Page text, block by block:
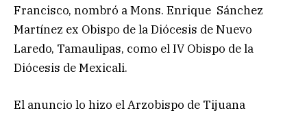
Francisco, nombró a Mons. Enrique Sánchez
Martínez ex Obispo de la Diócesis de Nuevo
Laredo, Tamaulipas, como el IV Obispo de la
Diócesis de Mexicali.
El anuncio lo hizo el Arzobispo de Tijuana